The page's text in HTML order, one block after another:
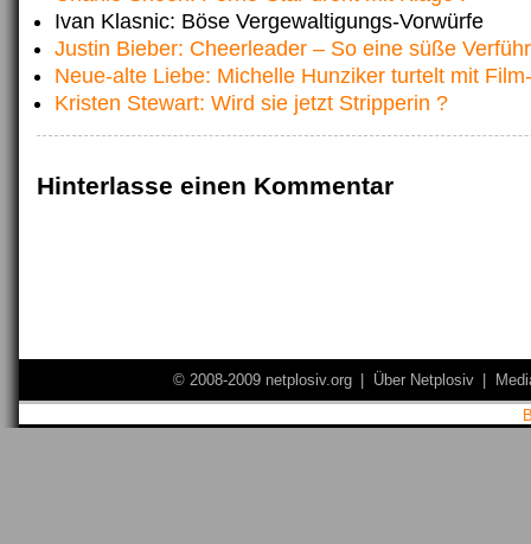
Ivan Klasnic: Böse Vergewaltigungs-Vorwürfe
Justin Bieber: Cheerleader – So eine süße
Neue-alte Liebe: Michelle Hunziker turtelt mit
Kristen Stewart: Wird sie jetzt Stripperin ?
Hinterlasse einen Kommentar
© 2008-2009 netplosiv.org Über Netplosiv